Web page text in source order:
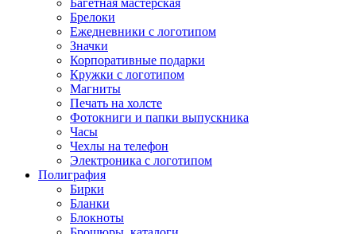
Багетная мастерская
Брелоки
Ежедневники с логотипом
Значки
Корпоративные подарки
Кружки с логотипом
Магниты
Печать на холсте
Фотокниги и папки выпускника
Часы
Чехлы на телефон
Электроника с логотипом
Полиграфия
Бирки
Бланки
Блокноты